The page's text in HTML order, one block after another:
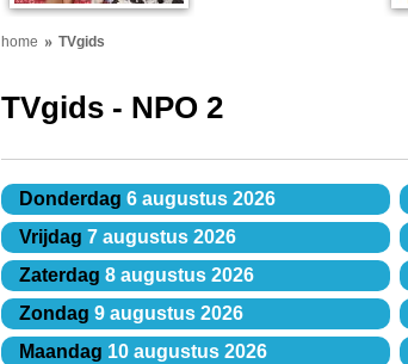
home TVgids
TVgids - NPO 2
Donderdag 6 augustus 2026
Vrijdag 7 augustus 2026
Zaterdag 8 augustus 2026
Zondag 9 augustus 2026
Maandag 10 augustus 2026